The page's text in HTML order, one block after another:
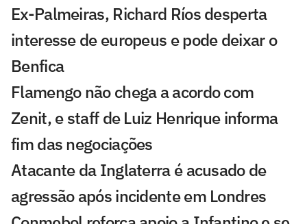
Ex-Palmeiras, Richard Ríos desperta
interesse de europeus e pode deixar o
Benfica
Flamengo não chega a acordo com
Zenit, e staff de Luiz Henrique informa
fim das negociações
Atacante da Inglaterra é acusado de
agressão após incidente em Londres